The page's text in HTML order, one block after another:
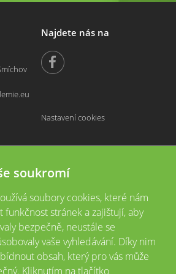
Najdete nás na
Nastavení cookies
Všechna práva vyhrazena
společností Realitní akademie České
soukromí
soubory cookies, které nám
funkčnost stránek a zajištují, aby
bezpečně, neustále se
vaše vyhledávání. Díky nim
obsah, který pro vás může
Kliknutím na tlačítko